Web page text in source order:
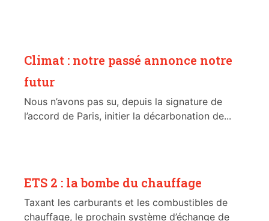
Climat : notre passé annonce notre
futur
Nous n’avons pas su, depuis la signature de
l’accord de Paris, initier la décarbonation de...
ETS 2 : la bombe du chauffage
Taxant les carburants et les combustibles de
chauffage, le prochain système d’échange de